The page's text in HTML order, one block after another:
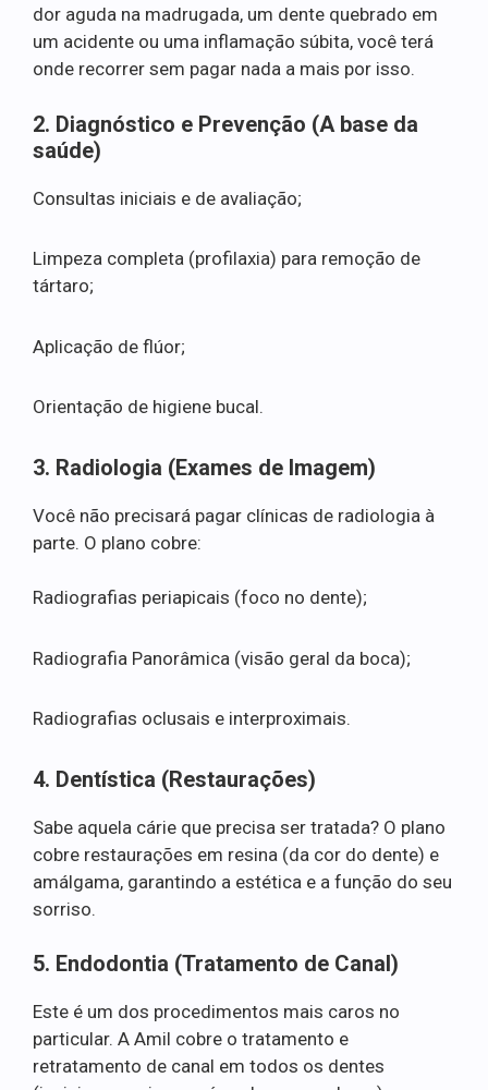
dor aguda na madrugada, um dente quebrado em
um acidente ou uma inflamação súbita, você terá
onde recorrer sem pagar nada a mais por isso.
2. Diagnóstico e Prevenção (A base da
saúde)
Consultas iniciais e de avaliação;
Limpeza completa (profilaxia) para remoção de
tártaro;
Aplicação de flúor;
Orientação de higiene bucal.
3. Radiologia (Exames de Imagem)
Você não precisará pagar clínicas de radiologia à
parte. O plano cobre:
Radiografias periapicais (foco no dente);
Radiografia Panorâmica (visão geral da boca);
Radiografias oclusais e interproximais.
4. Dentística (Restaurações)
Sabe aquela cárie que precisa ser tratada? O plano
cobre restaurações em resina (da cor do dente) e
amálgama, garantindo a estética e a função do seu
sorriso.
5. Endodontia (Tratamento de Canal)
Este é um dos procedimentos mais caros no
particular. A Amil cobre o tratamento e
retratamento de canal em todos os dentes